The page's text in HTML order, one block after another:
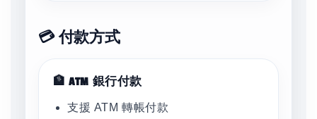
💳 付款方式
🏦 ATM 銀行付款
支援 ATM 轉帳付款